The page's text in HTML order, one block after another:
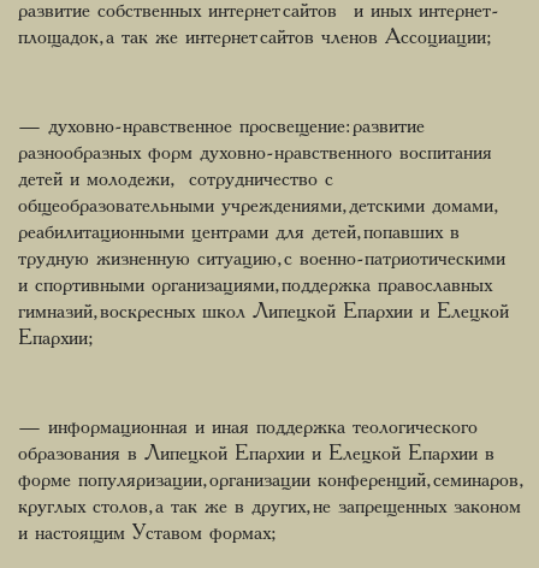
развитие собственных интернет сайтов и иных интернет-
площадок, а так же интернет сайтов членов Ассоциации;
— духовно-нравственное просвещение: развитие
разнообразных форм духовно-нравственного воспитания
детей и молодежи, сотрудничество с
общеобразовательными учреждениями, детскими домами,
реабилитационными центрами для детей, попавших в
трудную жизненную ситуацию, с военно-патриотическими
и спортивными организациями, поддержка православных
гимназий, воскресных школ Липецкой Епархии и Елецкой
Епархии;
— информационная и иная поддержка теологического
образования в Липецкой Епархии и Елецкой Епархии в
форме популяризации, организации конференций, семинаров,
круглых столов, а так же в других, не запрещенных законом
и настоящим Уставом формах;